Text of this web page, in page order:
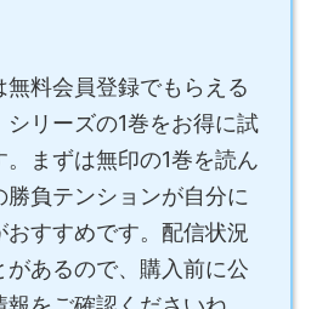
料会員登録でもらえる
シリーズの1巻をお得に試
まずは無印の1巻を読ん
負テンションが自分に
すすめです。配信状況
あるので、購入前に公